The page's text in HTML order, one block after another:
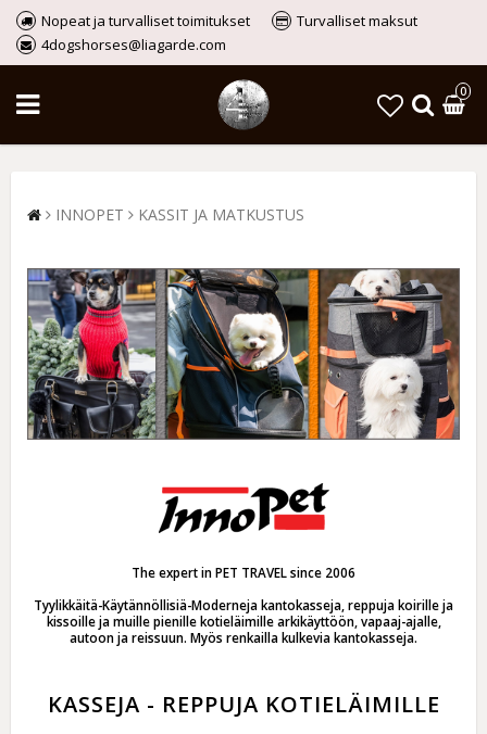
Nopeat ja turvalliset toimitukset
Turvalliset maksut
4dogshorses@liagarde.com
0
INNOPET KASSIT JA MATKUSTUS
The expert in PET TRAVEL since 2006
Tyylikkäitä-Käytännöllisiä-Moderneja kantokasseja, reppuja koirille ja
kissoille ja muille pienille kotieläimille arkikäyttöön, vapaaj-ajalle,
autoon ja reissuun. Myös renkailla kulkevia kantokasseja.
KASSEJA - REPPUJA KOTIELÄIMILLE